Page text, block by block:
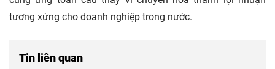
tương xứng cho doanh nghiệp trong nước.
Tin liên quan